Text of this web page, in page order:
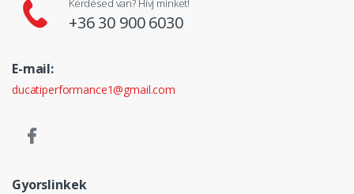
Kérdésed van? Hívj minket!
+36 30 900 6030
E-mail:
ducatiperformance1@gmail.com
Gyorslinkek